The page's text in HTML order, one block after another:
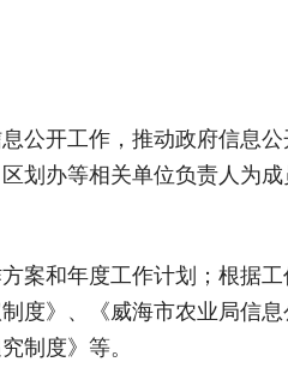
开工作，推动政府信息
划办等相关单位负责人为
和年度工作计划；根据
度》、《威海市农业局信
制度》等。